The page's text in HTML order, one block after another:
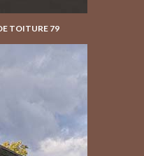
TOITURE 79